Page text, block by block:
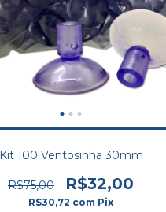
Kit 100 Ventosinha 30mm
R$75,00 R$32,00
R$30,72 com Pix